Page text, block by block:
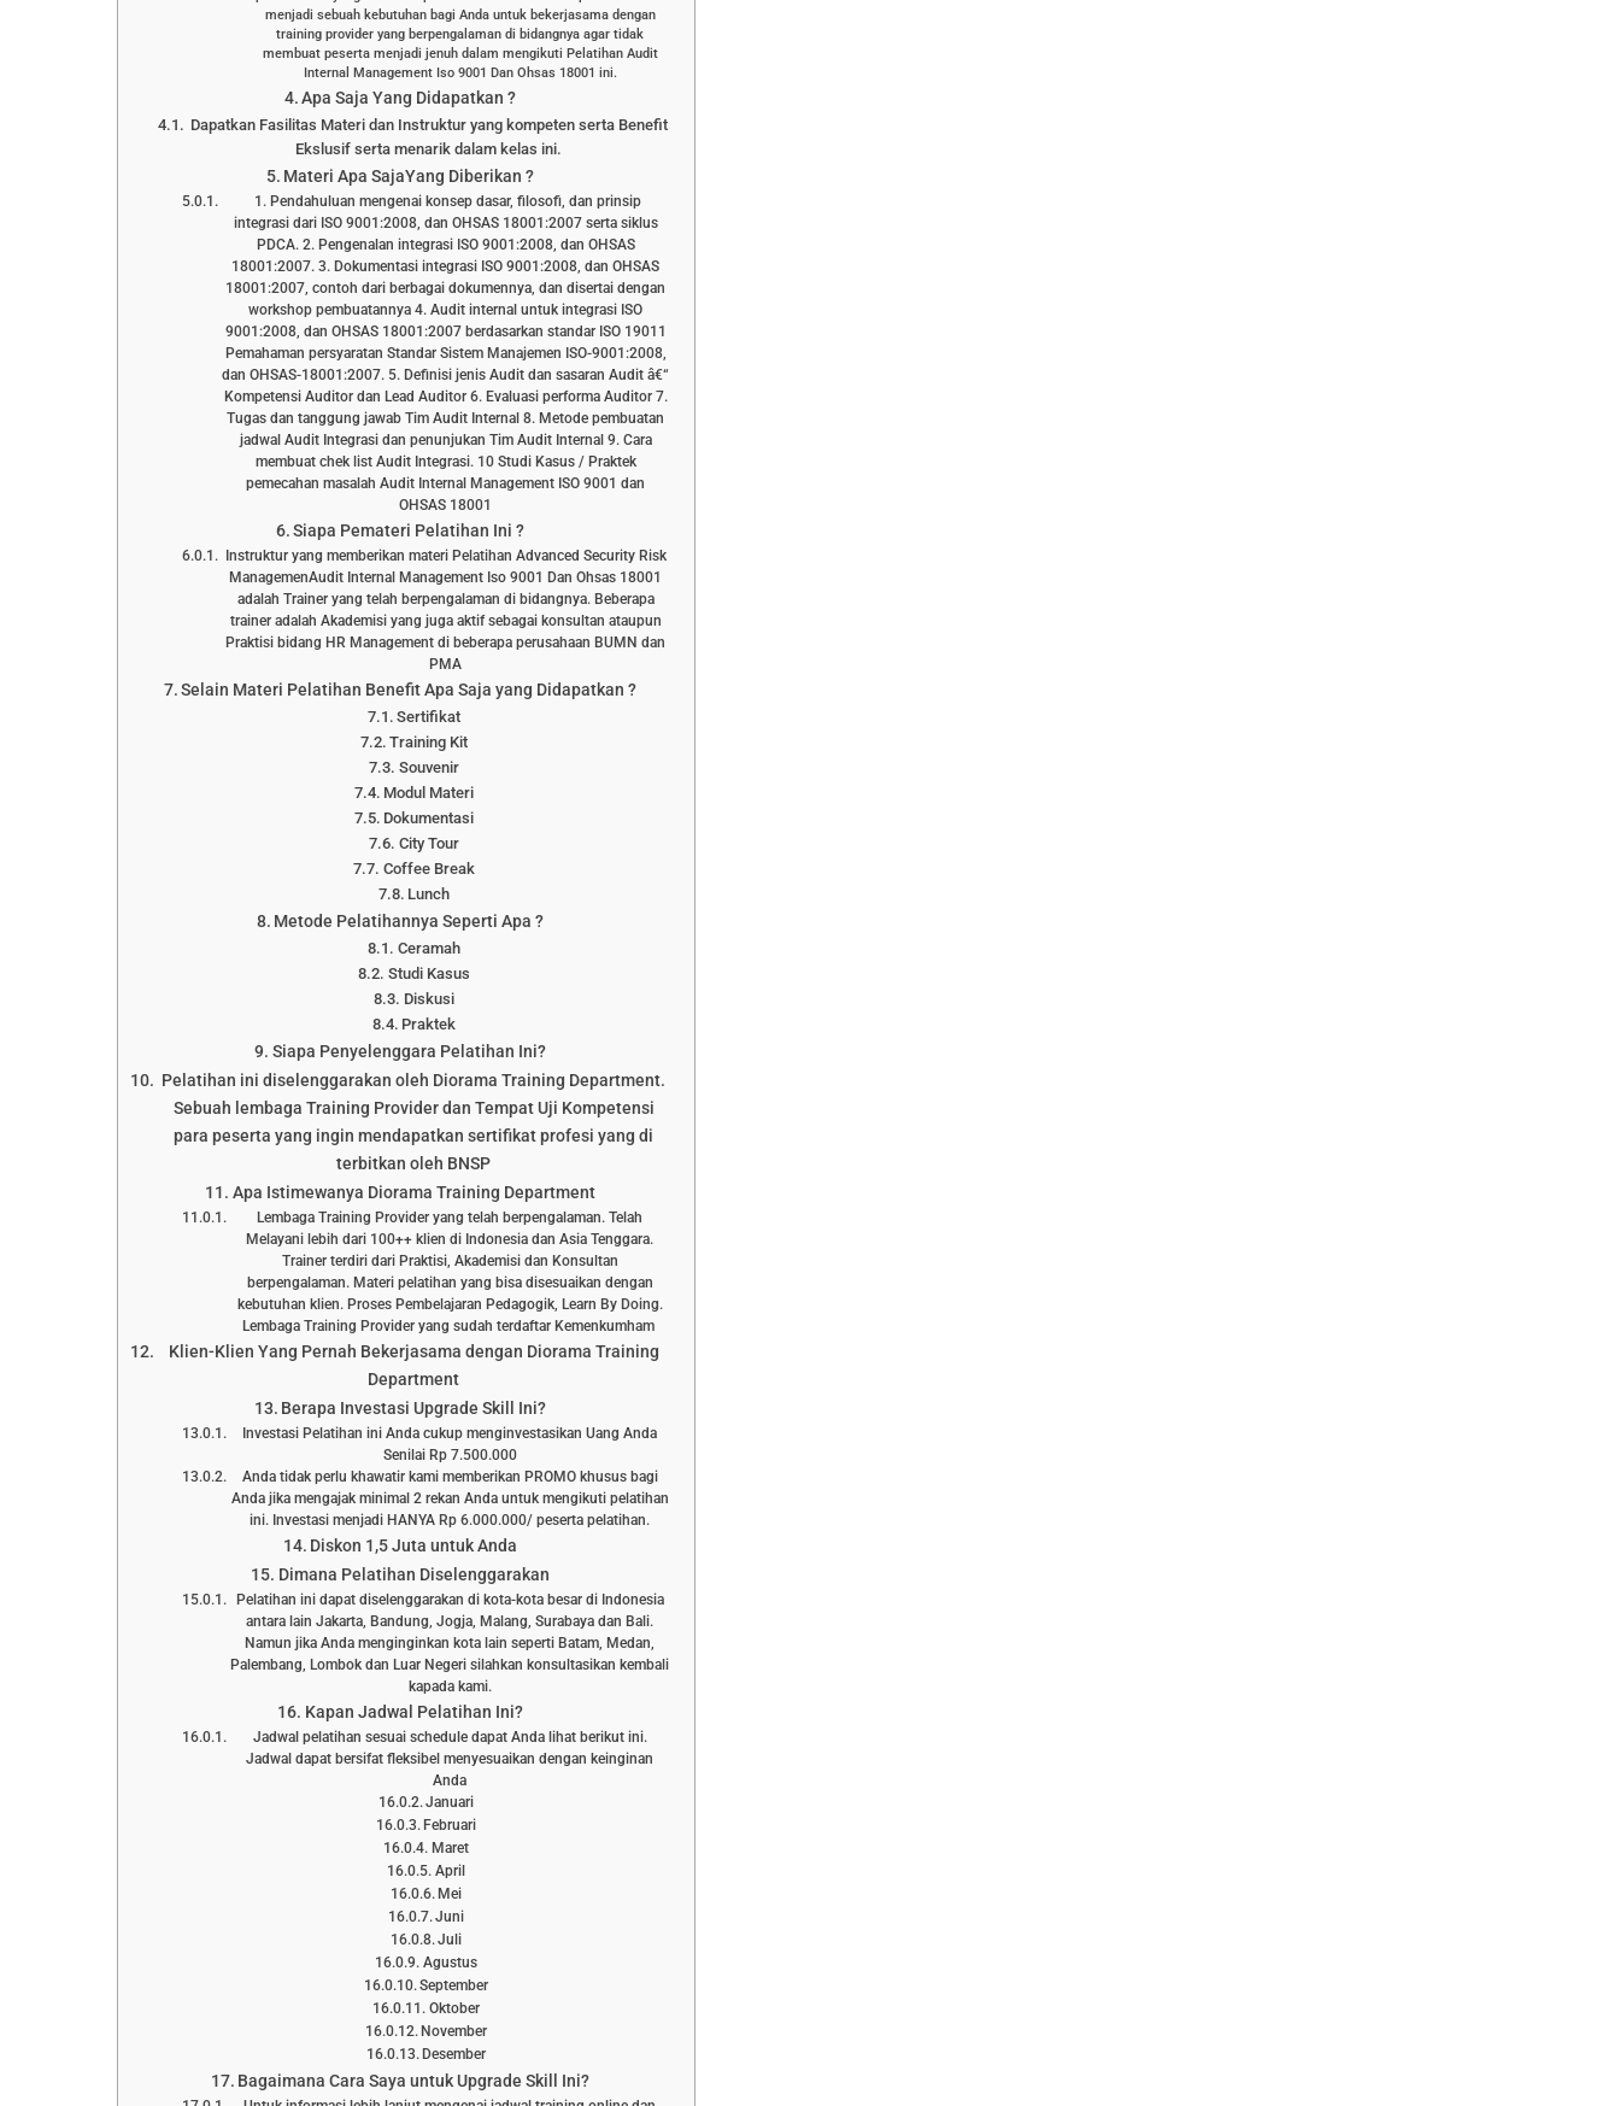
menjadi sebuah kebutuhan bagi Anda untuk bekerjasama dengan
training provider yang berpengalaman di bidangnya agar tidak
membuat peserta menjadi jenuh dalam mengikuti Pelatihan Audit
Internal Management Iso 9001 Dan Ohsas 18001 ini.
Apa Saja Yang Didapatkan ?
Dapatkan Fasilitas Materi dan Instruktur yang kompeten serta Benefit
Ekslusif serta menarik dalam kelas ini.
Materi Apa SajaYang Diberikan ?
1. Pendahuluan mengenai konsep dasar, filosofi, dan prinsip
integrasi dari ISO 9001:2008, dan OHSAS 18001:2007 serta siklus
PDCA. 2. Pengenalan integrasi ISO 9001:2008, dan OHSAS
18001:2007. 3. Dokumentasi integrasi ISO 9001:2008, dan OHSAS
18001:2007, contoh dari berbagai dokumennya, dan disertai dengan
workshop pembuatannya 4. Audit internal untuk integrasi ISO
9001:2008, dan OHSAS 18001:2007 berdasarkan standar ISO 19011
Pemahaman persyaratan Standar Sistem Manajemen ISO-9001:2008,
dan OHSAS-18001:2007. 5. Definisi jenis Audit dan sasaran Audit â€“
Kompetensi Auditor dan Lead Auditor 6. Evaluasi performa Auditor 7.
Tugas dan tanggung jawab Tim Audit Internal 8. Metode pembuatan
jadwal Audit Integrasi dan penunjukan Tim Audit Internal 9. Cara
membuat chek list Audit Integrasi. 10 Studi Kasus / Praktek
pemecahan masalah Audit Internal Management ISO 9001 dan
OHSAS 18001
Siapa Pemateri Pelatihan Ini ?
Instruktur yang memberikan materi Pelatihan Advanced Security Risk
ManagemenAudit Internal Management Iso 9001 Dan Ohsas 18001
adalah Trainer yang telah berpengalaman di bidangnya. Beberapa
trainer adalah Akademisi yang juga aktif sebagai konsultan ataupun
Praktisi bidang HR Management di beberapa perusahaan BUMN dan
PMA
Selain Materi Pelatihan Benefit Apa Saja yang Didapatkan ?
Sertifikat
Training Kit
Souvenir
Modul Materi
Dokumentasi
City Tour
Coffee Break
Lunch
Metode Pelatihannya Seperti Apa ?
Ceramah
Studi Kasus
Diskusi
Praktek
Siapa Penyelenggara Pelatihan Ini?
Pelatihan ini diselenggarakan oleh Diorama Training Department.
Sebuah lembaga Training Provider dan Tempat Uji Kompetensi
para peserta yang ingin mendapatkan sertifikat profesi yang di
terbitkan oleh BNSP
Apa Istimewanya Diorama Training Department
Lembaga Training Provider yang telah berpengalaman. Telah
Melayani lebih dari 100++ klien di Indonesia dan Asia Tenggara.
Trainer terdiri dari Praktisi, Akademisi dan Konsultan
berpengalaman. Materi pelatihan yang bisa disesuaikan dengan
kebutuhan klien. Proses Pembelajaran Pedagogik, Learn By Doing.
Lembaga Training Provider yang sudah terdaftar Kemenkumham
Klien-Klien Yang Pernah Bekerjasama dengan Diorama Training
Department
Berapa Investasi Upgrade Skill Ini?
Investasi Pelatihan ini Anda cukup menginvestasikan Uang Anda
Senilai Rp 7.500.000
Anda tidak perlu khawatir kami memberikan PROMO khusus bagi
Anda jika mengajak minimal 2 rekan Anda untuk mengikuti pelatihan
ini. Investasi menjadi HANYA Rp 6.000.000/ peserta pelatihan.
Diskon 1,5 Juta untuk Anda
Dimana Pelatihan Diselenggarakan
Pelatihan ini dapat diselenggarakan di kota-kota besar di Indonesia
antara lain Jakarta, Bandung, Jogja, Malang, Surabaya dan Bali.
Namun jika Anda menginginkan kota lain seperti Batam, Medan,
Palembang, Lombok dan Luar Negeri silahkan konsultasikan kembali
kapada kami.
Kapan Jadwal Pelatihan Ini?
Jadwal pelatihan sesuai schedule dapat Anda lihat berikut ini.
Jadwal dapat bersifat fleksibel menyesuaikan dengan keinginan
Anda
Januari
Februari
Maret
April
Mei
Juni
Juli
Agustus
September
Oktober
November
Desember
Bagaimana Cara Saya untuk Upgrade Skill Ini?